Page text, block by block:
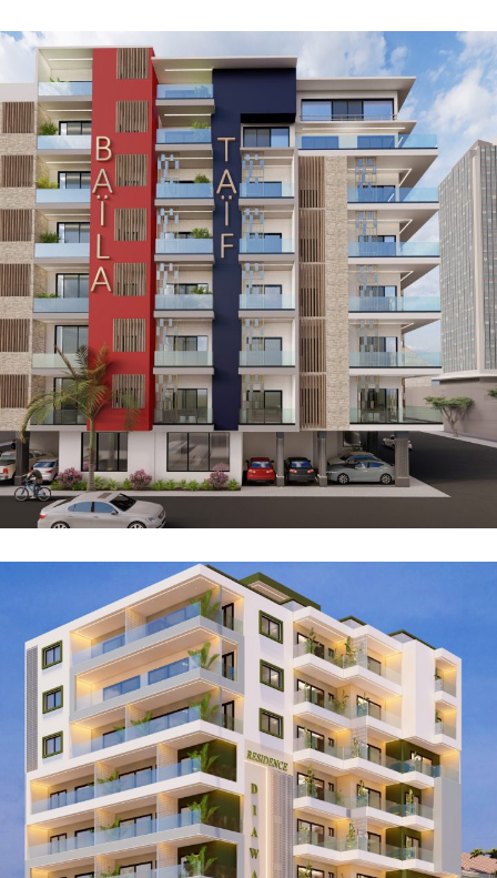
Résidence BAÏLA
NOS PROJETS
Résidence DIAWARTOU
NOS PROJETS